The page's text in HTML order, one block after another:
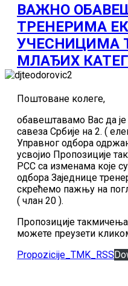
ВАЖНО
ТРЕНЕРИМА
УЧЕСНИЦИМА
МЛАЂИХ
Поштоване колеге,
обавештавамо Вас да
савеза Србије на 2. (
Управног одбора
усвојио Пропозиције
РСС са изменама које
одбора Заједнице
скрећемо пажњу на
( члан 20 ).
Пропозиције
можете преузети
Propozicije_TMK_RSS